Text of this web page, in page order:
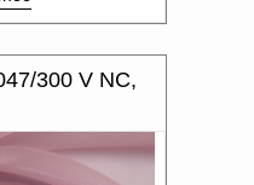
300 V NC,